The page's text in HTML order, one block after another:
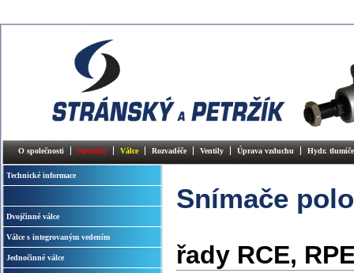
O společnosti Novinky Válce Rozvaděče Ventily Úprava vzduchu Hydr.
Technické informace
Dvojčinné válce
Válce s integrovaným vedením
Jednočinné válce
Snímače
řady RCE,